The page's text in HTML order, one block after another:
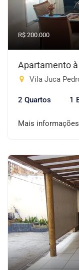
R$ 200.000
Apartamento
Vila Juca
2 Quartos 1
Mais informações